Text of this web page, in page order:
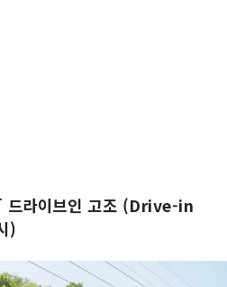
드라이브인 고조 (Drive-in
)